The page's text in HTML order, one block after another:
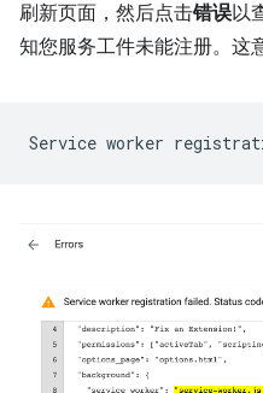
刷新页面，然后点击错误以
知您服务工件未能注册。这
Service worker